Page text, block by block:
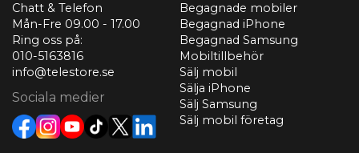
Chatt & Telefon
Mån-Fre 09.00 - 17.00
Ring oss på:
010-5163816
info@telestore.se
Sociala medier
Begagnade mobiler
Begagnad iPhone
Begagnad Samsung
Mobiltillbehör
Sälj mobil
Sälja iPhone
Sälj Samsung
Sälj mobil företag